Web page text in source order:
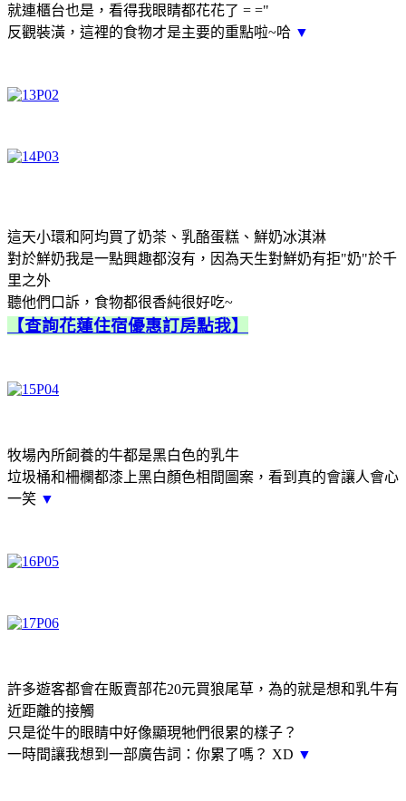
就連櫃台也是，看得我眼睛都花花了 = ="
反觀裝潢，這裡的食物才是主要的重點啦~哈 ▼
這天小環和阿均買了奶茶、乳酪蛋糕、鮮奶冰淇淋
對於鮮奶我是一點興趣都沒有，因為天生對鮮奶有拒"奶"於千
里之外
聽他們口訴，食物都很香純很好吃~
【查詢花蓮住宿優惠訂房點我】
牧場內所飼養的牛都是黑白色的乳牛
垃圾桶和柵欄都漆上黑白顏色相間圖案，看到真的會讓人會心
一笑 ▼
許多遊客都會在販賣部花20元買狼尾草，為的就是想和乳牛有
近距離的接觸
只是從牛的眼睛中好像顯現牠們很累的樣子？
一時間讓我想到一部廣告詞：你累了嗎？ XD ▼